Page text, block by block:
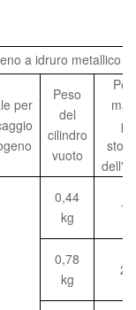
a idruro metallico
per
Peso
del
cilindro
vuoto
0,44
kg
0,78
kg